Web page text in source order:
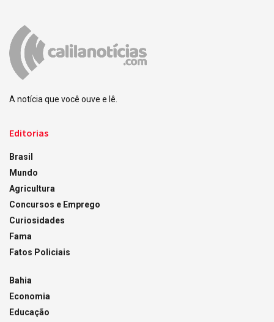
A notícia que você ouve e lê.
Editorias
Brasil
Mundo
Agricultura
Concursos e Emprego
Curiosidades
Fama
Fatos Policiais
Bahia
Economia
Educação